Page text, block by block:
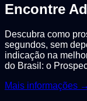
Encontre
Descubra como
segundos, sem
indicação na
do Brasil: o
Mais informações →